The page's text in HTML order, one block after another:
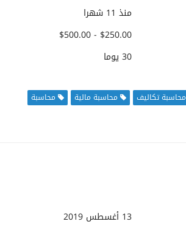
منذ 11 شهرا
$250.00 - $500.00
30 يوما
محاسبة تكاليف محاسبة مالية
محاسبة
13 أغسطس 2019